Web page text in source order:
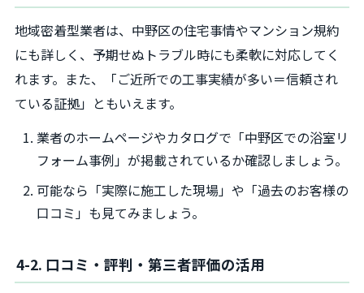
地域密着型業者は、中野区の住宅事情やマンション規約
にも詳しく、予期せぬトラブル時にも柔軟に対応してく
れます。また、「ご近所での工事実績が多い＝信頼され
ている証拠」ともいえます。
業者のホームページやカタログで「中野区での浴室リ
フォーム事例」が掲載されているか確認しましょう。
可能なら「実際に施工した現場」や「過去のお客様の
口コミ」も見てみましょう。
4-2. 口コミ・評判・第三者評価の活用